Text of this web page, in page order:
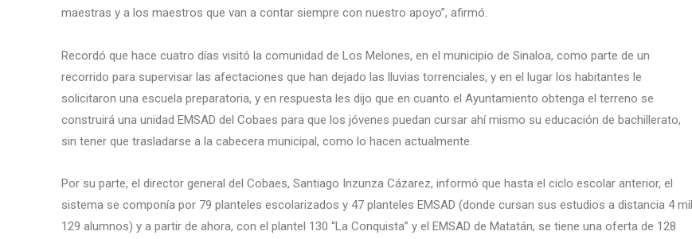
maestras y a los maestros que van a contar siempre con nuestro apoyo”, afirmó.
Recordó que hace cuatro días visitó la comunidad de Los Melones, en el municipio de Sinaloa, como parte de un
recorrido para supervisar las afectaciones que han dejado las lluvias torrenciales, y en el lugar los habitantes le
solicitaron una escuela preparatoria, y en respuesta les dijo que en cuanto el Ayuntamiento obtenga el terreno se
construirá una unidad EMSAD del Cobaes para que los jóvenes puedan cursar ahí mismo su educación de bachillerato,
sin tener que trasladarse a la cabecera municipal, como lo hacen actualmente.
Por su parte, el director general del Cobaes, Santiago Inzunza Cázarez, informó que hasta el ciclo escolar anterior, el
sistema se componía por 79 planteles escolarizados y 47 planteles EMSAD (donde cursan sus estudios a distancia 4 mil
129 alumnos) y a partir de ahora, con el plantel 130 “La Conquista” y el EMSAD de Matatán, se tiene una oferta de 128